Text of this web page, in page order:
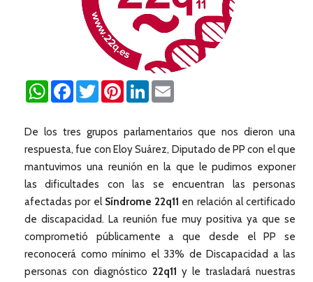
WhatsAppFacebookTwitterPinterestLinkedIn
De los tres grupos parlamentarios que nos dieron una
respuesta, fue con Eloy Suárez, Diputado de PP con el que
mantuvimos una reunión en la que le pudimos exponer
las dificultades con las se encuentran las personas
afectadas por el Síndrome 22q11 en relación al certificado
de discapacidad. La reunión fue muy positiva ya que se
comprometió públicamente a que desde el PP se
reconocerá como mínimo el 33% de Discapacidad a las
personas con diagnóstico 22q11 y le trasladará nuestras